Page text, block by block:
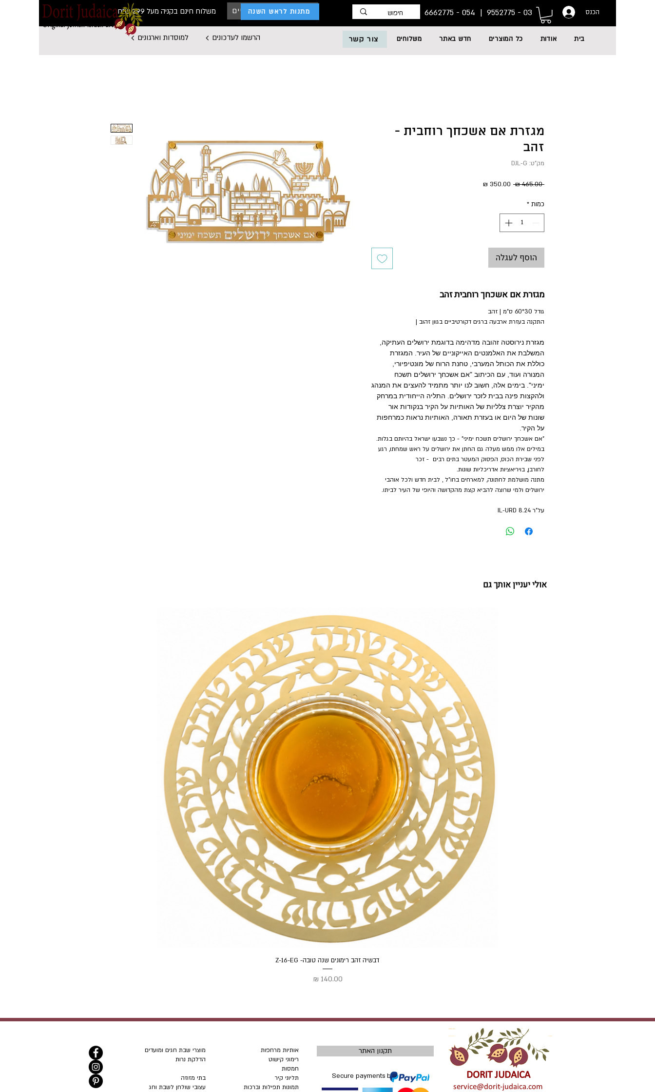
כניסת לקוחות עסקיים משלוח חינם בקניה מעל 299 ש"ח הכנס 03 - 9552775 | מתנות לראש השנה
הרשמו לעדכונים למוסדות וארגונים בית אודות כל המוצרים חדש באתר משלוחים צור קשר
מגזרת אם אשכחך רוחבית -
זהב
מק"ט: DJL-G
‏465.00 ‏₪
מחיר
מחיר
כמות *
הוסף לעגלה
מגזרת אם אשכחך רוחבית זהב
גודל 30*60 ס"מ | זהב
התקנה בעזרת ארבעה ברגים דקורטיביים בגוון זהוב |
מגזרת נירוסטה זהובה מדהימה בדוגמת ירושלים העתיקה,
המשלבת את האלמנטים האייקוניים של העיר. המגזרת
כוללת את הכותל המערבי, טחנת הרוח של מונטיפיורי,
המנורה ועוד, עם הכיתוב "אם אשכחך ירושלים תשכח
ימיני". בימים אלה, חשוב לנו יותר מתמיד להעצים את המנהג
ולהקצות פינה בבית לזכר ירושלים. התליה הייחודית במרחק
מהקיר יוצרת צלליות של האותיות על הקיר בנקודות אור
שונות של היום או בעזרת תאורה, האותיות נראות כמרחפות
על הקיר.
"אם אשכחך ירושלים תשכח ימיני" - כך נשבעו ישראל בהיותם בגלות.
במילים אלו ממש מעלה גם החתן את ירושלים על ראש שמחתו, רגע
לפני שבירת הכוס, הפסוק המעטר בתים רבים - זכר
לחורבן, בויריאציות אדריכליות שונות.
מתנה מושלמת לחתונה, למארחים בחו"ל , לבית חדש ולכל אוהבי
ירושלים ולמי שרוצה להביא קצת מהקדושה והיופי של העיר לביתו.
על"ר 8.24 IL-URD
אולי יעניין אותך גם
תצוגה מהירה
דבשיה זהב רימונים שנה טובה- Z-16-EG
מחיר
DORIT JUDAICA
service@dorit-judaica.com
תקנון האתר
Secure payments by
אותיות מרחפות
רימוני קישוט
חמסות
תליוני קיר
תמונות תפילות וברכות
מוצרי שבת חגים ומועדים
הדלקת נרות
בתי מזוזה
עצובי שולחן לשבת וחג